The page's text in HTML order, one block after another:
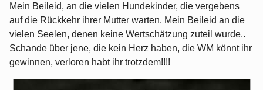
Mein Beileid, an die vielen Hundekinder, die vergebens
auf die Rückkehr ihrer Mutter warten. Mein Beileid an die
vielen Seelen, denen keine Wertschätzung zuteil wurde..
Schande über jene, die kein Herz haben, die WM könnt ihr
gewinnen, verloren habt ihr trotzdem!!!!